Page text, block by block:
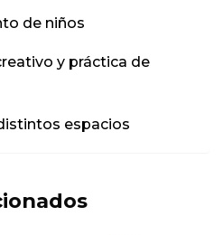
de niños
y práctica de
espacios